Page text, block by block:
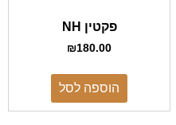
פקטין NH
₪180.00
הוספה לסל